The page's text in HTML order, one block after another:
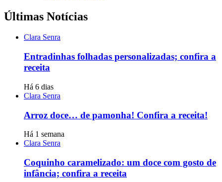
Últimas Notícias
Clara Senra
Entradinhas folhadas personalizadas; confira a
receita
Há 6 dias
Clara Senra
Arroz doce… de pamonha! Confira a receita!
Há 1 semana
Clara Senra
Coquinho caramelizado: um doce com gosto de
infância; confira a receita